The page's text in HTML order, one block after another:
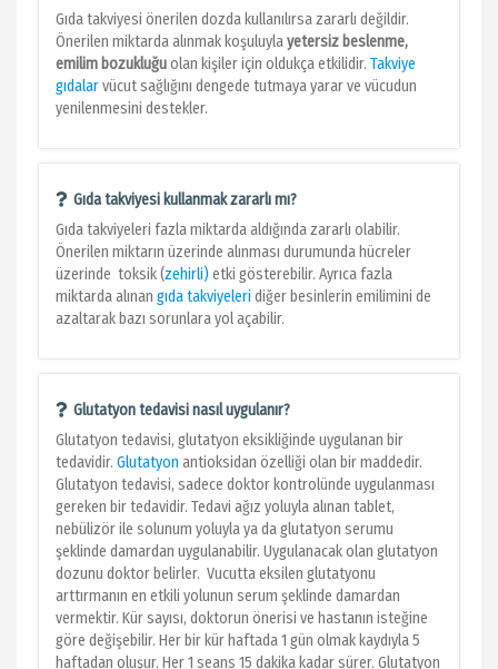
Gıda takviyesi önerilen dozda kullanılırsa zararlı değildir.
Önerilen miktarda alınmak koşuluylayetersiz beslenme,
emilim bozukluğuolan kişiler için oldukça etkilidir. Takviye
gıdalarvücut sağlığını dengede tutmaya yarar ve vücudun
yenilenmesini destekler.
Gıda takviyesi kullanmak zararlı mı?
Gıda takviyeleri fazla miktarda aldığında zararlı olabilir.
Önerilen miktarın üzerinde alınması durumunda hücreler
üzerinde toksik (zehirli) etki gösterebilir. Ayrıca fazla
miktarda alınan gıda takviyeleri diğer besinlerin emilimini de
azaltarak bazı sorunlara yol açabilir.
Glutatyon tedavisi nasıl uygulanır?
Glutatyon tedavisi, glutatyon eksikliğinde uygulanan bir
tedavidir. Glutatyon antioksidan özelliği olan bir maddedir.
Glutatyon tedavisi, sadece doktor kontrolünde uygulanması
gereken bir tedavidir. Tedavi ağız yoluyla alınan tablet,
nebülizör ile solunum yoluyla ya da glutatyon serumu
şeklinde damardan uygulanabilir. Uygulanacak olan glutatyon
dozunu doktor belirler. Vucutta eksilen glutatyonu
arttırmanın en etkili yolunun serum şeklinde damardan
vermektir. Kür sayısı, doktorun önerisi ve hastanın isteğine
göre değişebilir. Her bir kür haftada 1 gün olmak kaydıyla 5
haftadan oluşur. Her 1 seans 15 dakika kadar sürer. Glutatyon